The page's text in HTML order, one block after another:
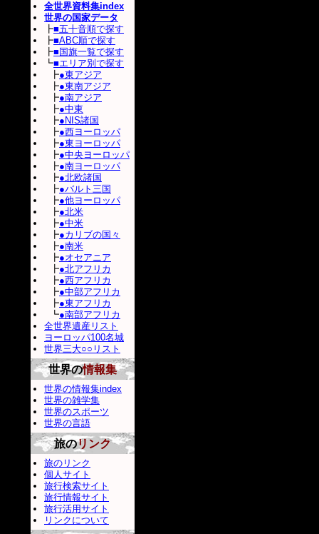
全世界資料集index
世界の国家データ
┣■五十音順で探す
┣■ABC順で探す
┣■国旗一覧で探す
┗■エリア別で探す
┣●東アジア
┣●東南アジア
┣●南アジア
┣●中東
┣●NIS諸国
┣●西ヨーロッパ
┣●東ヨーロッパ
┣●中央ヨーロッパ
┣●南ヨーロッパ
┣●北欧諸国
┣●バルト三国
┣●他ヨーロッパ
┣●北米
┣●中米
┣●カリブの国々
┣●南米
┣●オセアニア
┣●北アフリカ
┣●西アフリカ
┣●中部アフリカ
┣●東アフリカ
┗●南部アフリカ
全世界遺産リスト
ヨーロッパ100名城
世界三大○○リスト
世界の情報集
世界の情報集index
世界の雑学集
世界のスポーツ
世界の言語
旅のリンク
旅のリンク
個人サイト
旅行検索サイト
旅行情報サイト
旅行活用サイト
リンクについて